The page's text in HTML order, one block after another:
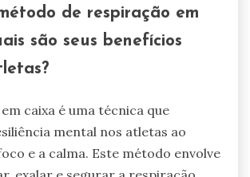
de respiração em
são seus benefícios
caixa é uma técnica que
mental nos atletas ao
e a calma. Este método envolve